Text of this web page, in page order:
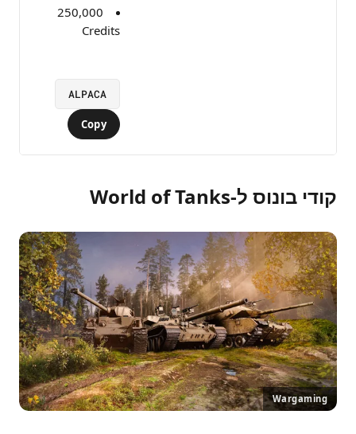
250,000
Credits
ALPACA
Copy
קודי בונוס ל-World of Tanks
Wargaming